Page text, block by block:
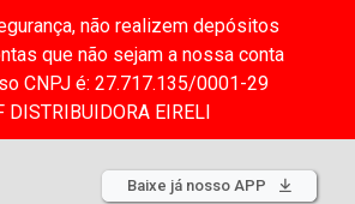
não realizem depósitos
que não sejam a nossa conta
CNPJ é: 27.717.135/0001-29
DISTRIBUIDORA EIRELI
Baixe já nosso APP